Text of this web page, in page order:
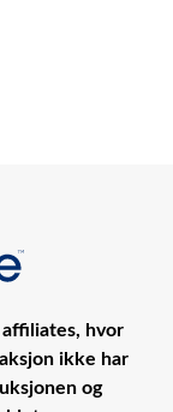
hvor
ikke har
og